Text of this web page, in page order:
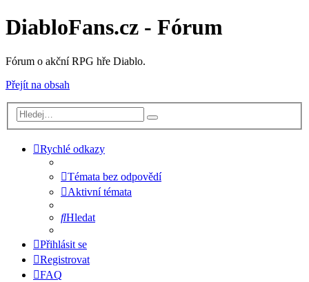
DiabloFans.cz - Fórum
Fórum o akční RPG hře Diablo.
Přejít na obsah
Rychlé odkazy
Témata bez odpovědí
Aktivní témata
Hledat
Přihlásit se
Registrovat
FAQ